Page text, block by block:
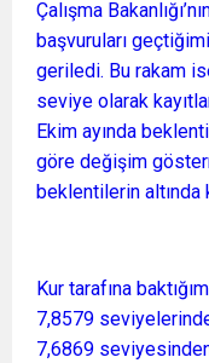
Çalışma
başvuruları
geriledi. Bu rakam
seviye olarak
Ekim ayında
göre değişim
beklentilerin altında
Kur tarafına
7,8579
7,6869